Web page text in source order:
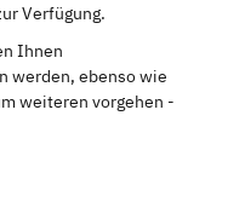
Verfügung.
Ihnen
werden, ebenso wie
weiteren vorgehen -